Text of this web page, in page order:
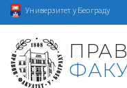
Универзитет у Београду